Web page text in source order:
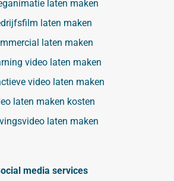
laten maken
laten maken
laten maken
video laten maken
video laten maken
laten maken kosten
laten maken
media services